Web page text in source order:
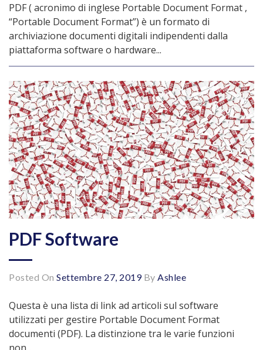
PDF ( acronimo di inglese Portable Document Format ,
“Portable Document Format”) è un formato di
archiviazione documenti digitali indipendenti dalla
piattaforma software o hardware...
PDF Software
Posted On Settembre 27, 2019By Ashlee
Questa è una lista di link ad articoli sul software
utilizzati per gestire Portable Document Format
documenti (PDF). La distinzione tra le varie funzioni